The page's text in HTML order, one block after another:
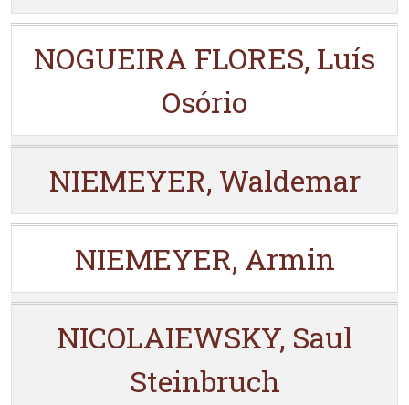
NOGUEIRA FLORES, Luís
Osório
NIEMEYER, Waldemar
NIEMEYER, Armin
NICOLAIEWSKY, Saul
Steinbruch